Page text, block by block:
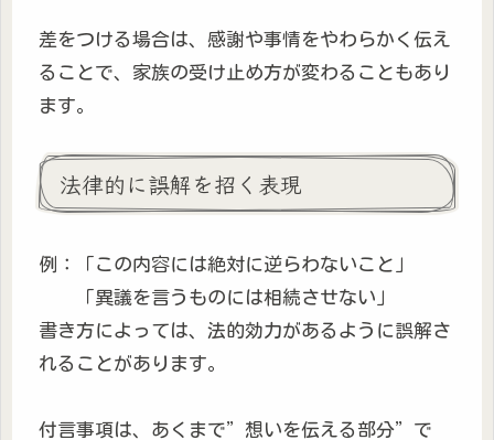
差をつける場合は、感謝や事情をやわらかく伝え
ることで、家族の受け止め方が変わることもあり
ます。
法律的に誤解を招く表現
例：「この内容には絶対に逆らわないこと」
「異議を言うものには相続させない」
書き方によっては、法的効力があるように誤解さ
れることがあります。
付言事項は、あくまで”想いを伝える部分”で